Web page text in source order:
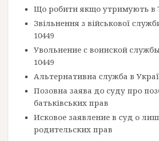
Що робити якщо утримують в
Звільнення з військової
10449
Увольнение с воинской
10449
Альтернативна служба в
Позовна заява до суду про
батьківських прав
Исковое заявление в суд о
родительских прав